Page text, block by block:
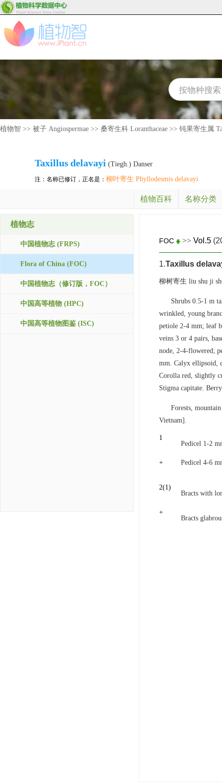
植物智 >> 被子 Angiospermae >> 桑寄生科 Loranthaceae >> 钝果寄生属
Taxillusdelavayi (Tiegh.) Danser
注：名称已修订，正名是： 柳叶寄生 Phyllodesmis delavayi
植物百科 名称分类
植物志
中国植物志 (FRPS)
Flora of China (FOC)
中国植物志（修订版，FOC）
中国高等植物 (HPC)
中国高等植物图鉴 (ISC)
FOC >> Vol.5
1.Taxillus
柳树寄生 liu shu ji
Shrubs 0.5-1 m
wrinkled, young
petiole 2-4 mm; leaf
veins 3 or 4 pairs,
node, 2-4-flowered;
mm. Calyx ellipsoid,
Corolla red, slightly
Stigma capitate.
Forests,
Vietnam].
1
Pedicel 1-2
+ Pedicel 4-6
2(1)
Bracts with
+
Bracts